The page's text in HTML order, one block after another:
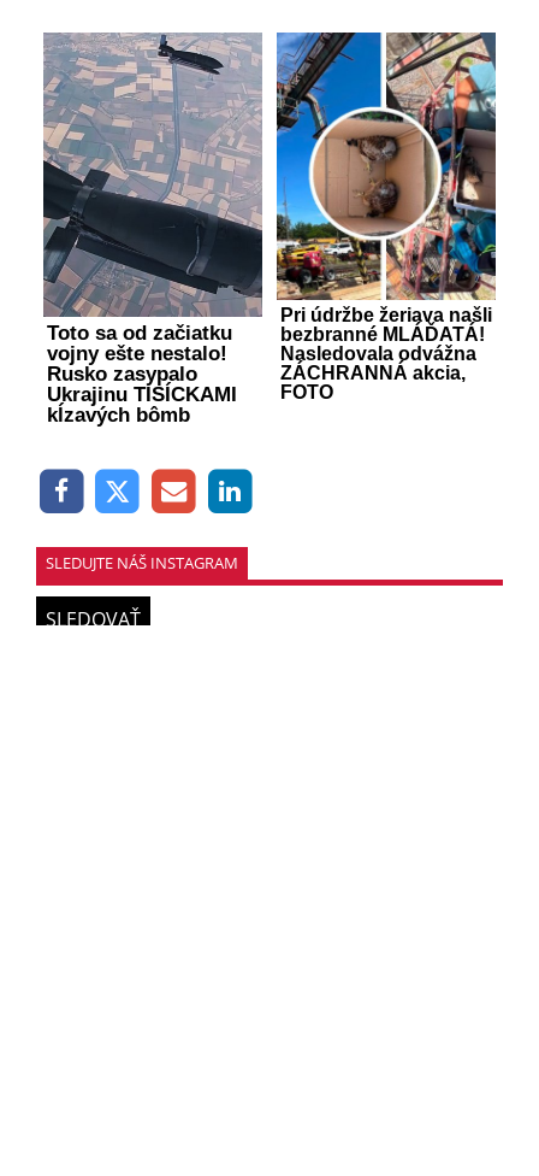
Toto sa od začiatku
vojny ešte nestalo!
Rusko zasypalo
Ukrajinu TISÍCKAMI
kĺzavých bômb
Pri údržbe žeriava našli
bezbranné MLÁĎATÁ!
Nasledovala odvážna
ZÁCHRANNÁ akcia,
FOTO
SLEDUJTE NÁŠ INSTAGRAM
SLEDOVAŤ